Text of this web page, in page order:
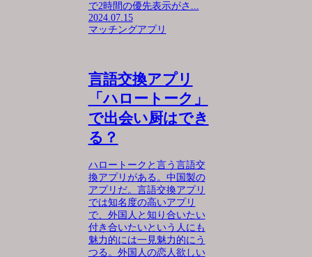
で2時間の優先表示がさ...
2024.07.15
マッチングアプリ
言語交換アプリ
「ハロートーク」
で出会い厨はでき
る？
ハロートークと言う言語交
換アプリがある。中国製の
アプリだ。言語交換アプリ
では知名度の高いアプリ
で、外国人と知り合いたい
付き合いたいという人にも
魅力的には一見魅力的にう
つる。外国人の恋人欲しい